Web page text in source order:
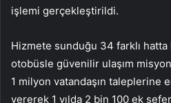
işlemi gerçekleştirildi.
Hizmete sunduğu 34 farklı
otobüsle güvenilir ulaşım
1 milyon vatandaşın taleplerine
vererek 1 yılda 2 bin 100 ek